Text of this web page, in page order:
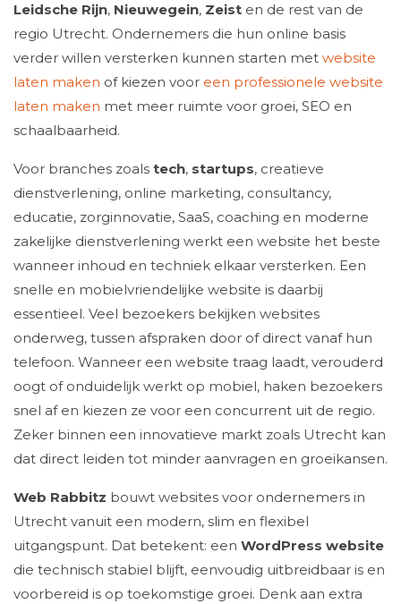
Leidsche Rijn, Nieuwegein, Zeist en de rest van de
regio Utrecht. Ondernemers die hun online basis
verder willen versterken kunnen starten met website
laten maken of kiezen voor een professionele website
laten maken met meer ruimte voor groei, SEO en
schaalbaarheid.
Voor branches zoals tech, startups, creatieve
dienstverlening, online marketing, consultancy,
educatie, zorginnovatie, SaaS, coaching en moderne
zakelijke dienstverlening werkt een website het beste
wanneer inhoud en techniek elkaar versterken. Een
snelle en mobielvriendelijke website is daarbij
essentieel. Veel bezoekers bekijken websites
onderweg, tussen afspraken door of direct vanaf hun
telefoon. Wanneer een website traag laadt, verouderd
oogt of onduidelijk werkt op mobiel, haken bezoekers
snel af en kiezen ze voor een concurrent uit de regio.
Zeker binnen een innovatieve markt zoals Utrecht kan
dat direct leiden tot minder aanvragen en groeikansen.
Web Rabbitz bouwt websites voor ondernemers in
Utrecht vanuit een modern, slim en flexibel
uitgangspunt. Dat betekent: een WordPress website
die technisch stabiel blijft, eenvoudig uitbreidbaar is en
voorbereid is op toekomstige groei. Denk aan extra